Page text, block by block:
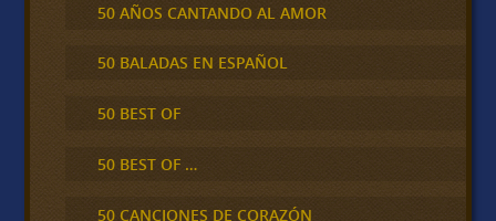
50 AÑOS CANTANDO AL AMOR
50 BALADAS EN ESPAÑOL
50 BEST OF
50 BEST OF …
50 CANCIONES DE CORAZÓN